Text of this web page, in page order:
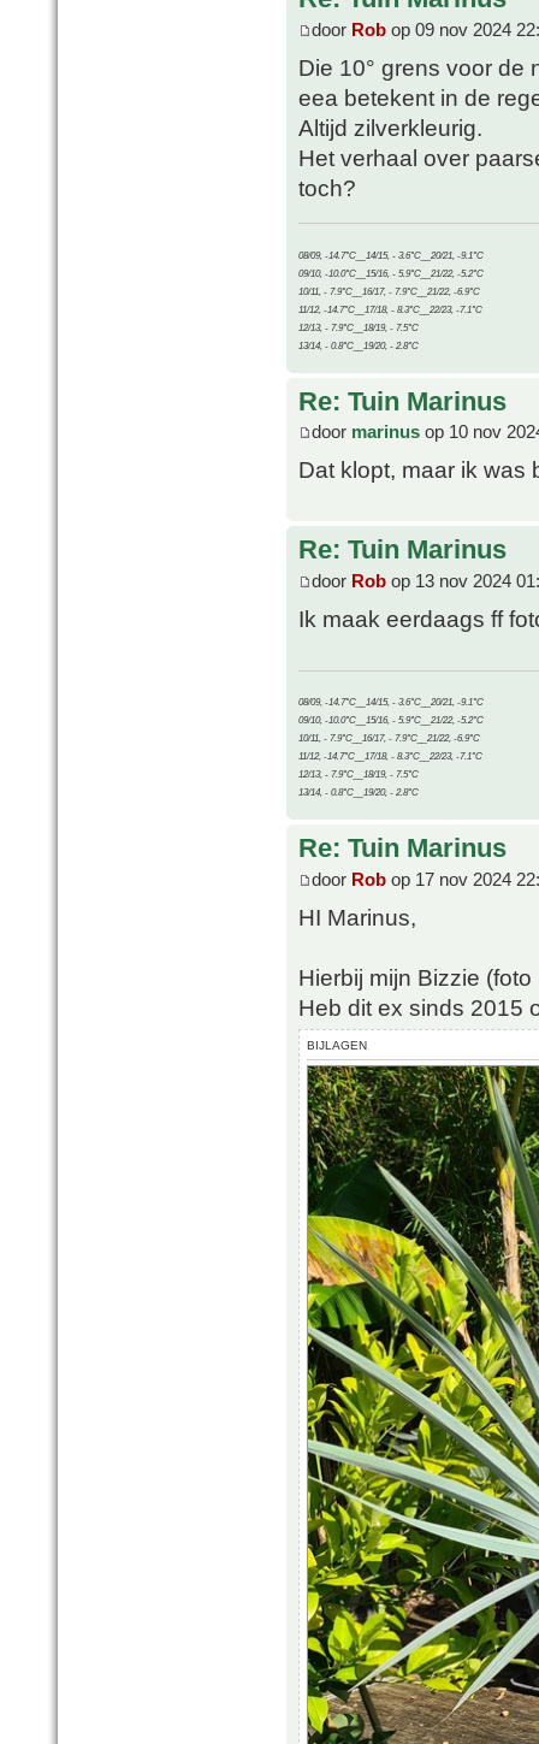
door Rob op 09 nov 2024
Die 10° grens voor de
eea betekent in de
Altijd zilverkleurig.
Het verhaal over
toch?
08/09, -14.7°C__14/15, - 3.6°C__20/21, -9.1°C
09/10, -10.0°C__15/16, - 5.9°C__21/22, -5.2°C
10/11, - 7.9°C__16/17, - 7.9°C__21/22, -6.9°C
11/12, -14.7°C__17/18, - 8.3°C__22/23, -7.1°C
12/13, - 7.9°C__18/19, - 7.5°C
13/14, - 0.8°C__19/20, - 2.8°C
Re: Tuin Marinus
door marinus op 10 nov
Dat klopt, maar ik was
Re: Tuin Marinus
door Rob op 13 nov 2024
Ik maak eerdaags ff
08/09, -14.7°C__14/15, - 3.6°C__20/21, -9.1°C
09/10, -10.0°C__15/16, - 5.9°C__21/22, -5.2°C
10/11, - 7.9°C__16/17, - 7.9°C__21/22, -6.9°C
11/12, -14.7°C__17/18, - 8.3°C__22/23, -7.1°C
12/13, - 7.9°C__18/19, - 7.5°C
13/14, - 0.8°C__19/20, - 2.8°C
Re: Tuin Marinus
door Rob op 17 nov 2024
HI Marinus,
Hierbij mijn Bizzie
Heb dit ex sinds 2015
BIJLAGEN